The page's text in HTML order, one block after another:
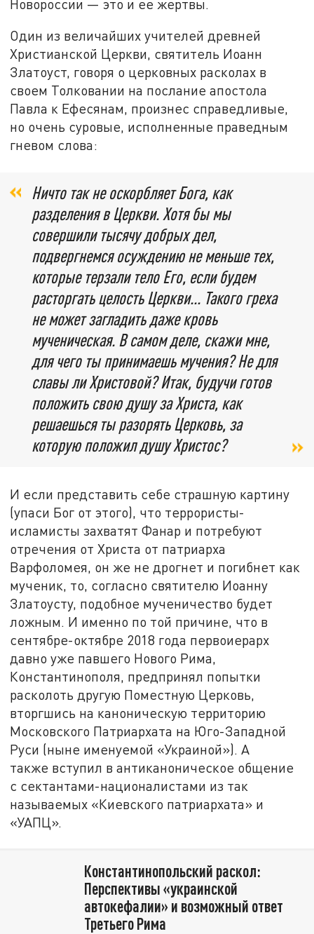
Новороссии — это и ее жертвы.
Один из величайших учителей древней
Христианской Церкви, святитель Иоанн
Златоуст, говоря о церковных расколах в
своем Толковании на послание апостола
Павла к Ефесянам, произнес справедливые,
но очень суровые, исполненные праведным
гневом слова:
Ничто так не оскорбляет Бога, как
разделения в Церкви. Хотя бы мы
совершили тысячу добрых дел,
подвергнемся осуждению не меньше тех,
которые терзали тело Его, если будем
расторгать целость Церкви... Такого греха
не может загладить даже кровь
мученическая. В самом деле, скажи мне,
для чего ты принимаешь мучения? Не для
славы ли Христовой? Итак, будучи готов
положить свою душу за Христа, как
решаешься ты разорять Церковь, за
которую положил душу Христос?
И если представить себе страшную картину
(упаси Бог от этого), что террористы-
исламисты захватят Фанар и потребуют
отречения от Христа от патриарха
Варфоломея, он же не дрогнет и погибнет как
мученик, то, согласно святителю Иоанну
Златоусту, подобное мученичество будет
ложным. И именно по той причине, что в
сентябре-октябре 2018 года первоиерарх
давно уже павшего Нового Рима,
Константинополя, предпринял попытки
расколоть другую Поместную Церковь,
вторгшись на каноническую территорию
Московского Патриархата на Юго-Западной
Руси (ныне именуемой «Украиной»). А
также вступил в антиканоническое общение
с сектантами-националистами из так
называемых «Киевского патриархата» и
«УАПЦ».
Константинопольский раскол:
Перспективы «украинской
автокефалии» и возможный ответ
Третьего Рима